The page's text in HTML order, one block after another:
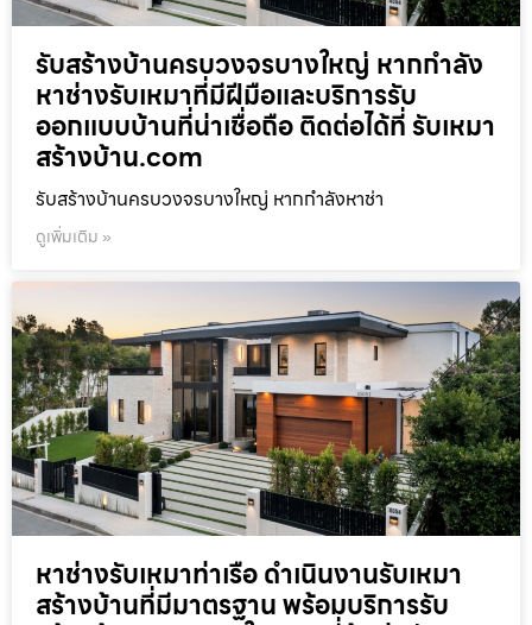
รับสร้างบ้านครบวงจรบางใหญ่ หากกำลัง
หาช่างรับเหมาที่มีฝีมือและบริการรับ
ออกแบบบ้านที่น่าเชื่อถือ ติดต่อได้ที่ รับเหมา
สร้างบ้าน.com
รับสร้างบ้านครบวงจรบางใหญ่ หากกำลังหาช่า
ดูเพิ่มเติม »
หาช่างรับเหมาท่าเรือ ดำเนินงานรับเหมา
สร้างบ้านที่มีมาตรฐาน พร้อมบริการรับ